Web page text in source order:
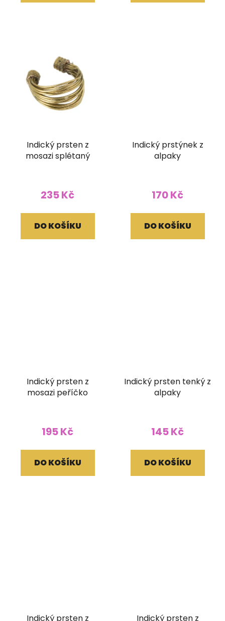
Indický prsten z
mosazi splétaný
235 Kč
DO KOŠÍKU
Indický prstýnek z
alpaky
170 Kč
DO KOŠÍKU
Indický prsten z
mosazi peříčko
195 Kč
DO KOŠÍKU
Indický prsten tenký z
alpaky
145 Kč
DO KOŠÍKU
Indický prsten z
Indický prsten z